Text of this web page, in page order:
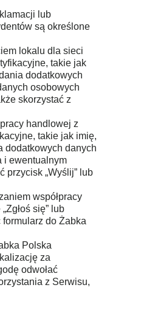
lub
są określone
lokalu dla sieci
takie jak
dodatkowych
osobowych
skorzystać z
handlowej z
takie jak imię,
dodatkowych danych
i ewentualnym
przycisk „Wyślij” lub
współpracy
się” lub
do Żabka
Polska
za
odwołać
z Serwisu,